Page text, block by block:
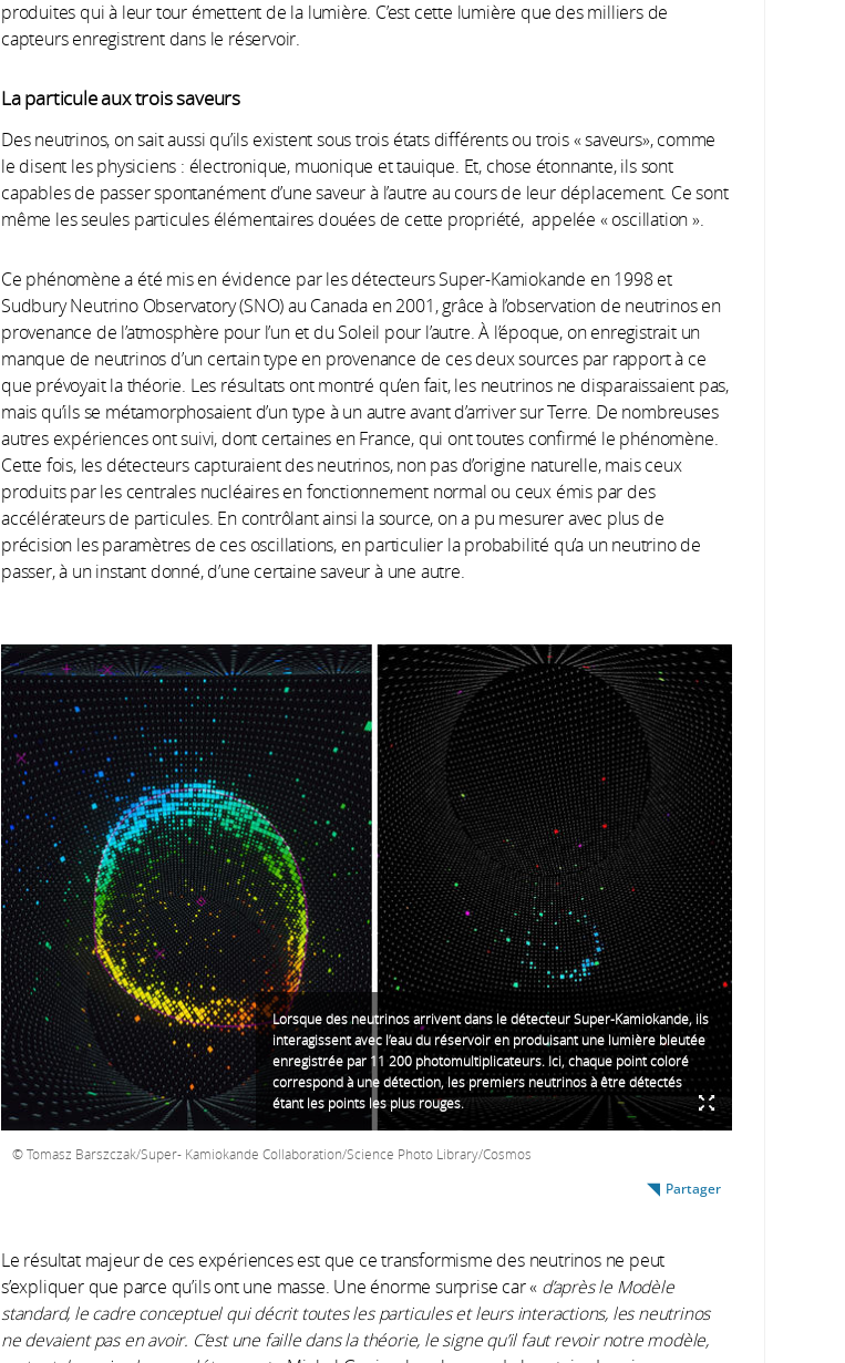
produites qui à leur tour émettent de la lumière. C’est cette lumière que des milliers de
capteurs enregistrent dans le réservoir.
La particule aux trois saveurs
Des neutrinos, on sait aussi qu’ils existent sous trois états différents ou trois « saveurs», comme
le disent les physiciens : électronique, muonique et tauique. Et, chose étonnante, ils sont
capables de passer spontanément d’une saveur à l’autre au cours de leur déplacement. Ce sont
même les seules particules élémentaires douées de cette propriété, appelée « oscillation ».
Ce phénomène a été mis en évidence par les détecteurs Super-Kamiokande en 1998 et
Sudbury Neutrino Observatory (SNO) au Canada en 2001, grâce à l’observation de neutrinos en
provenance de l’atmosphère pour l’un et du Soleil pour l’autre. À l’époque, on enregistrait un
manque de neutrinos d’un certain type en provenance de ces deux sources par rapport à ce
que prévoyait la théorie. Les résultats ont montré qu’en fait, les neutrinos ne disparaissaient pas,
mais qu’ils se métamorphosaient d’un type à un autre avant d’arriver sur Terre. De nombreuses
autres expériences ont suivi, dont certaines en France, qui ont toutes confirmé le phénomène.
Cette fois, les détecteurs capturaient des neutrinos, non pas d’origine naturelle, mais ceux
produits par les centrales nucléaires en fonctionnement normal ou ceux émis par des
accélérateurs de particules. En contrôlant ainsi la source, on a pu mesurer avec plus de
précision les paramètres de ces oscillations, en particulier la probabilité qu’a un neutrino de
passer, à un instant donné, d’une certaine saveur à une autre.
Lorsque des neutrinos arrivent dans le détecteur Super-Kamiokande, ils
interagissent avec l’eau du réservoir en produisant une lumière bleutée
enregistrée par 11 200 photomultiplicateurs. Ici, chaque point coloré
correspond à une détection, les premiers neutrinos à être détectés
étant les points les plus rouges.
Tomasz Barszczak/Super- Kamiokande Collaboration/Science Photo Library/Cosmos
Partager
Le résultat majeur de ces expériences est que ce transformisme des neutrinos ne peut
s’expliquer que parce qu’ils ont une masse. Une énorme surprise car « d’après le Modèle
standard, le cadre conceptuel qui décrit toutes les particules et leurs interactions, les neutrinos
ne devaient pas en avoir. C’est une faille dans la théorie, le signe qu’il faut revoir notre modèle,